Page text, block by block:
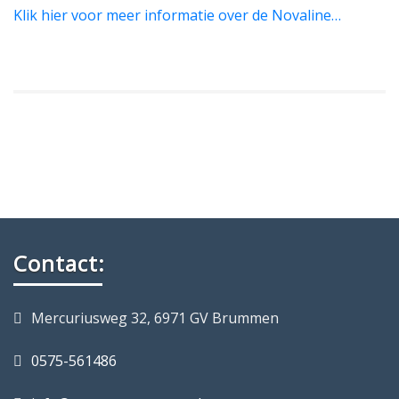
Klik hier voor meer informatie over de Novaline…
Contact:
Mercuriusweg 32, 6971 GV Brummen
0575-561486